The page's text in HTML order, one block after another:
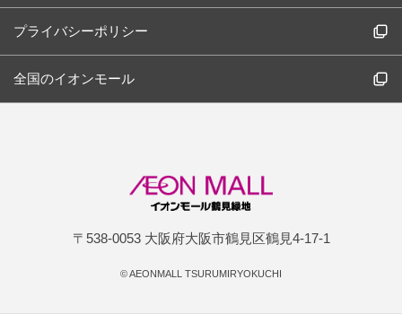
プライバシーポリシー
全国のイオンモール
〒538-0053 大阪府大阪市鶴見区鶴見4-17-1
©AEONMALL TSURUMIRYOKUCHI